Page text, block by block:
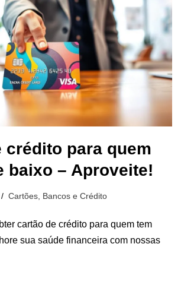
crédito para quem
baixo – Aproveite!
Cartões, Bancos e Crédito
cartão de crédito para quem tem
sua saúde financeira com nossas